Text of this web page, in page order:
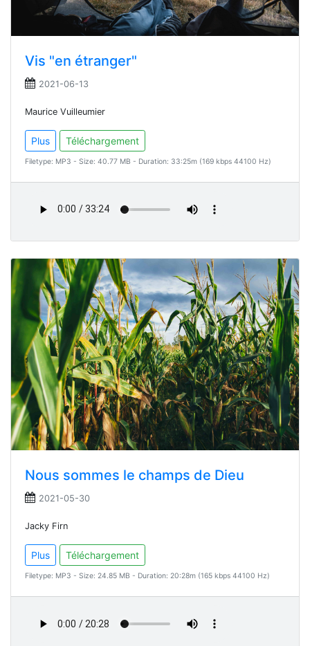
Vis "en étranger"
2021-06-13
Maurice Vuilleumier
Plus Téléchargement
Filetype: MP3 - Size: 40.77 MB - Duration: 33:25m (169 kbps 44100 Hz)
Nous sommes le champs de Dieu
2021-05-30
Jacky Firn
Plus Téléchargement
Filetype: MP3 - Size: 24.85 MB - Duration: 20:28m (165 kbps 44100 Hz)